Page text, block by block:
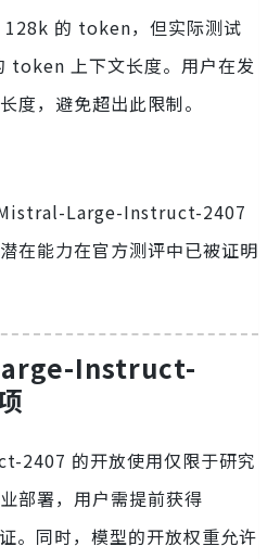
128k 的 token，但实际测试
token 上下文长度。用户在发
度，避免超出此限制。
Large-Instruct-2407
在能力在官方测评中已被证明
Instruct-
的开放使用仅限于研究
部署，用户需提前获得
。同时，模型的开放权重允许